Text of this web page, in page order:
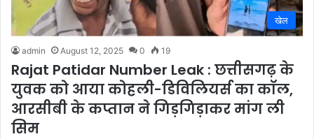
खेल
admin August 12, 2025 0 19
Rajat Patidar Number Leak : छत्तीसगढ़ के
युवक को आया कोहली-डिविलियर्स का कॉल,
आरसीबी के कप्तान ने गिड़गिड़ाकर मांग ली
सिम